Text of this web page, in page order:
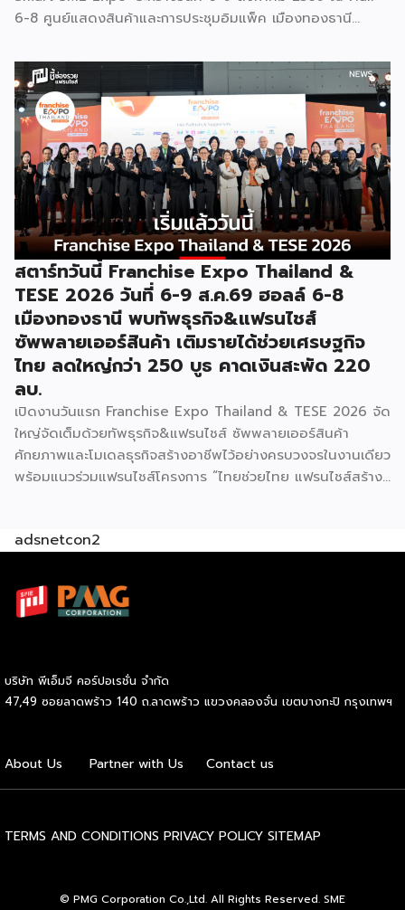
6-8 ศูนย์แสดงสินค้าและการประชุมอิมแพ็ค เมืองทองธานี
2026 ให้แก่ผู้ประกอบธุรกิจแฟรนไชส์ที่อยู่ในการส่งเสริมสนับสนุน
ของกรมฯ นายพูนพงษ์ นัยนาภากรณ์ อธิบดีกรมพัฒนาธุรกิจ
การค้า กระทรวงพาณิชย์ เปิดเผยภายหลังเป็นประธานเปิดงาน
“งานแฟรนไชส์ เอ็กซ์โป ไทยแลนด์ บาย สมาร์ท เอสเอ็มอี เอ็กซ์
โป (Franchise Expo Thailand by Smart SME Expo)” ซึ่ง
เป็นงานแสดงธุรกิจแฟรนไชส์ชั้นนำที่จัดขึ้นโดย บริษัท พีเอ็มจี
คอร์ปอเรชัน จำกัด เพื่อยกระดับศักยภาพของผู้ประกอบการและ
เจ้าของธุรกิจที่ต้องการขยายกิจการผ่านระบบแฟรนไชส์ […]
สตาร์ทวันนี้ Franchise Expo Thailand &
TESE 2026 วันที่ 6-9 ส.ค.69 ฮอลล์ 6-8
เมืองทองธานี พบทัพธุรกิจ&แฟรนไชส์
ซัพพลายเออร์สินค้า เติมรายได้ช่วยเศรษฐกิจ
ไทย ลดใหญ่กว่า 250 บูธ คาดเงินสะพัด 220
ลบ.
เปิดงานวันแรก Franchise Expo Thailand & TESE 2026 จัด
ใหญ่จัดเต็มด้วยทัพธุรกิจ&แฟรนไชส์ ซัพพลายเออร์สินค้า
ศักยภาพและโมเดลธุรกิจสร้างอาชีพไว้อย่างครบวงจรในงานเดียว
พร้อมแนวร่วมแฟรนไชส์โครงการ “ไทยช่วยไทย แฟรนไชส์สร้าง
เลือกสร้างรายได้เพิ่มและพยุงเศรษฐกิจไทยให้ฟื้นตัว เสิร์ฟครบ
ความรู้โดยผู้ทรงคุณวุฒิคับคั่ง และกิจกรรมเจรจาจับคู่ธุรกิจทั้งใน
และต่างประเทศ งานจัดต่อเนื่องระหว่างวันที่ 6-9 สิงหาคมนี้ ที่
ธุรกิจการค้า กระทรวงพาณิชย์ กล่าวว่า งาน ” Franchise Expo
Thailand & Thailand E-Commerce Selection Expo
(TESE 2026) เป็นเวทีแสดงธุรกิจแฟรนไชส์และโซลูชั่นส์แบบครบ
adsnetcon2
บริษัท พีเอ็มจี คอร์ปอเรชั่น จำกัด
47,49 ซอยลาดพร้าว 140 ถ.ลาดพร้าว แขวงคลองจั่น เขตบางกะปิ กรุงเทพฯ
About Us Partner with Us Contact us
TERMS AND CONDITIONS PRIVACY POLICY SITEMAP
© PMG Corporation Co.,Ltd. All Rights Reserved. SME